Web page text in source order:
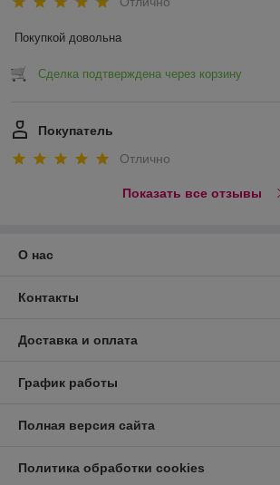
Покупкой довольна
Сделка подтверждена через корзину
Покупатель
Отлично
Показать все отзывы
О нас
Контакты
Доставка и оплата
График работы
Полная версия сайта
Политика обработки cookies